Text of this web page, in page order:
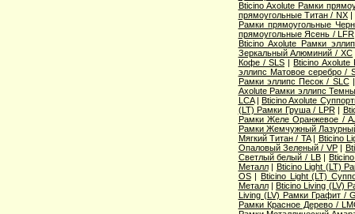
Bticino Axolute Рамки
прямоугольные Титан / NX|
Рамки прямоугольные
прямоугольные Ясень / LFR
Bticino Axolute Рамки
Зеркальный Алюминий / XC
Кофе / SLS|Bticino Axolute
эллипс Матовое серебро /
Рамки эллипс Песок / SLC
Axolute Рамки эллипс
LCA|Bticino Axolute
(LT) Рамки Груша / LPR|
Рамки Желе Оранжевое /
Рамки Жемчужный
Мягкий Титан / TA| Bticino
Опаловый Зеленый / VP|
Светлый белый / LB|
Металл| Bticino Light (LT)
OS| Bticino Light (LT)
Металл|Bticino Living (LV)
Living (LV) Рамки Графит /
Рамки Красное Дерево /